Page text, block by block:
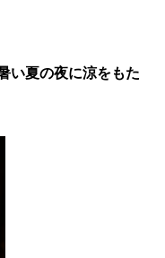
い夏の夜に涼をもた